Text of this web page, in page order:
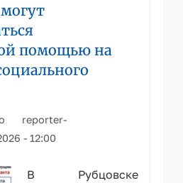
помощью на
reporter-
- 12:00
В Рубцовске